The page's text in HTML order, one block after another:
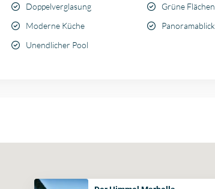
Doppelverglasung
Grüne Flächen
Moderne Küche
Panoramablick
Unendlicher Pool